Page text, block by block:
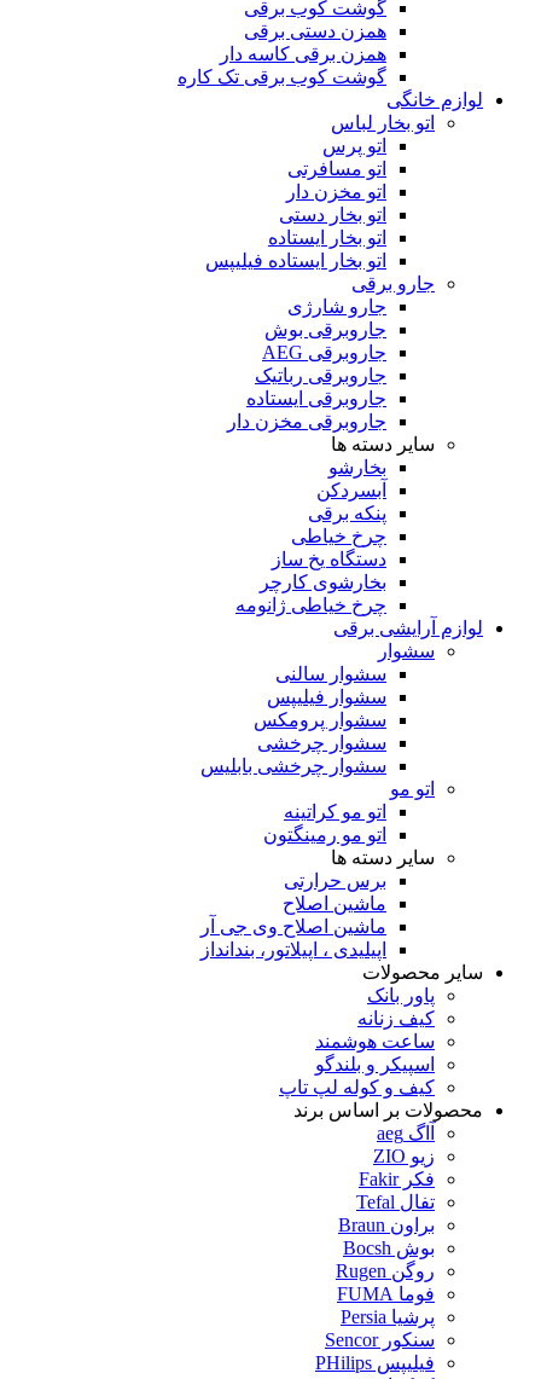
گوشت کوب برقی
همزن دستی برقی
همزن برقی کاسه دار
گوشت کوب برقی تک کاره
لوازم خانگی
اتو بخار لباس
اتو پرس
اتو مسافرتی
اتو مخزن دار
اتو بخار دستی
اتو بخار ایستاده
اتو بخار ایستاده فیلیپس
جارو برقی
جارو شارژی
جاروبرقی بوش
جاروبرقی AEG
جاروبرقی رباتیک
جاروبرقی ایستاده
جاروبرقی مخزن دار
سایر دسته ها
بخارشو
آبسردکن
پنکه برقی
چرخ خیاطی
دستگاه یخ ساز
بخارشوی کارچر
چرخ خیاطی ژانومه
لوازم آرایشی برقی
سشوار
سشوار سالنی
سشوار فیلیپس
سشوار پرومکس
سشوار چرخشی
سشوار چرخشی بابلیس
اتو مو
اتو مو کراتینه
اتو مو رمینگتون
سایر دسته ها
برس حرارتی
ماشین اصلاح
ماشین اصلاح وی جی آر
اپیلیدی ، اپیلاتور، بندانداز
سایر محصولات
پاور بانک
کیف زنانه
ساعت هوشمند
اسپیکر و بلندگو
کیف و کوله لپ تاپ
محصولات بر اساس برند
آاگ aeg
زیو ZIO
فکر Fakir
تفال Tefal
براون Braun
بوش Bocsh
روگن Rugen
فوما FUMA
پرشیا Persia
سنکور Sencor
فیلیپس PHilips